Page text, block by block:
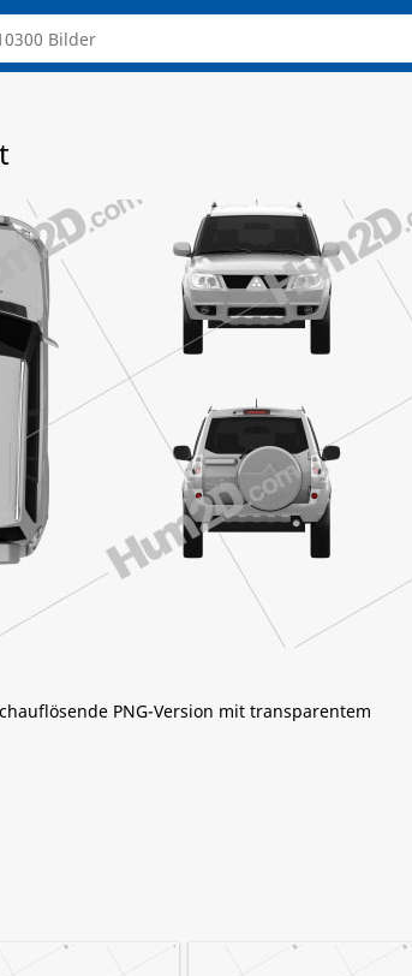
PNG-Version mit transparentem